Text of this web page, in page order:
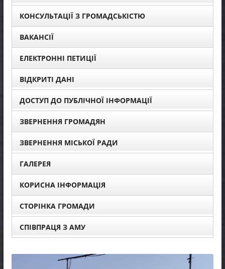
КОНСУЛЬТАЦІЇ З ГРОМАДСЬКІСТЮ
ВАКАНСІЇ
ЕЛЕКТРОННІ ПЕТИЦІЇ
ВІДКРИТІ ДАНІ
ДОСТУП ДО ПУБЛІЧНОЇ ІНФОРМАЦІЇ
ЗВЕРНЕННЯ ГРОМАДЯН
ЗВЕРНЕННЯ МІСЬКОЇ РАДИ
ГАЛЕРЕЯ
КОРИСНА ІНФОРМАЦІЯ
СТОРІНКА ГРОМАДИ
СПІВПРАЦЯ З АМУ